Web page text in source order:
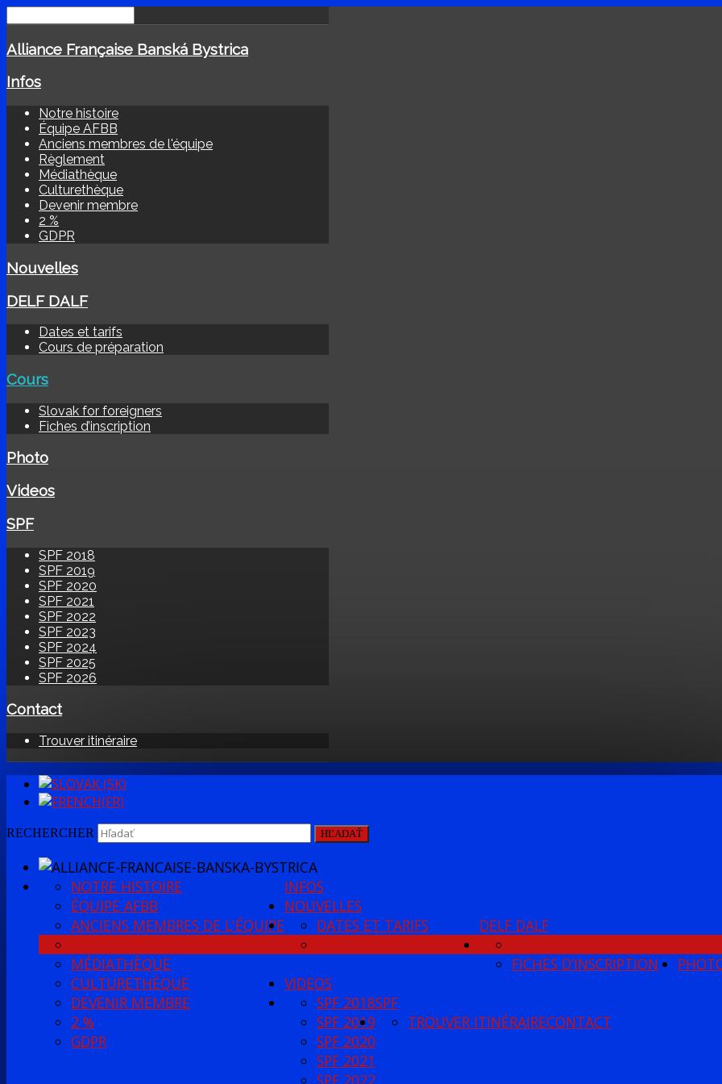
Alliance Française Banská Bystrica
Infos
Notre histoire
Équipe AFBB
Anciens membres de l'équipe
Règlement
Médiathèque
Culturethèque
Devenir membre
2 %
GDPR
Nouvelles
DELF DALF
Dates et tarifs
Cours de préparation
Cours
Slovak for foreigners
Fiches d’inscription
Photo
Videos
SPF
SPF 2018
SPF 2019
SPF 2020
SPF 2021
SPF 2022
SPF 2023
SPF 2024
SPF 2025
SPF 2026
Contact
Trouver itinéraire
RECHERCHER HĽADAŤ
INFOS
NOTRE HISTOIRE
ÉQUIPE AFBB
ANCIENS MEMBRES DE L'ÉQUIPE
MÉDIATHÈQUE
CULTURETHÈQUE
DEVENIR MEMBRE
2 %
GDPR
NOUVELLES
DELF DALF
DATES ET TARIFS
COURS DE PRÉPARATION
FICHES D’INSCRIPTION
VIDEOS
SPF
SPF 2018
SPF 2019
SPF 2020
SPF 2021
SPF 2022
CONTACT
TROUVER ITINÉRAIRE